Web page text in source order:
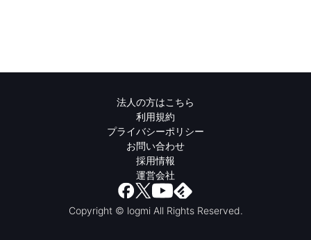
法人の方はこちら
利用規約
プライバシーポリシー
お問い合わせ
採用情報
運営会社
Copyright © logmi All Rights Reserved.